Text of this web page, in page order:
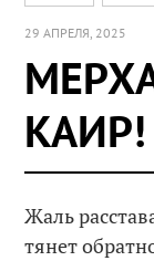
29 АПРЕЛЯ, 2025
КАИР!
Жаль
тянет